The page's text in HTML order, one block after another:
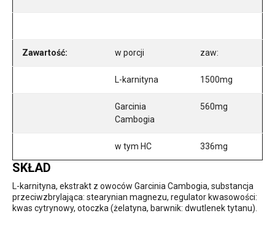
Zawartość: w porcji zaw:
L-karnityna 1500mg
Garcinia
Cambogia
560mg
w tym HC 336mg
SKŁAD
L-karnityna, ekstrakt z owoców Garcinia Cambogia, substancja
przeciwzbrylająca: stearynian magnezu, regulator kwasowości:
kwas cytrynowy, otoczka (żelatyna, barwnik: dwutlenek tytanu).